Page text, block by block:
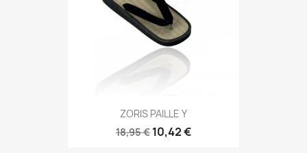
Aperçu rapide
ZORIS PAILLE Y
18,95 € 10,42 €